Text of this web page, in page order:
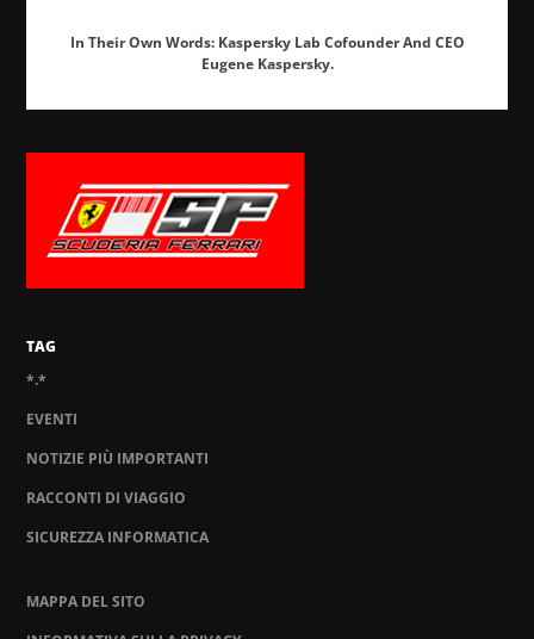
In Their Own Words: Kaspersky Lab Cofounder And CEO
Eugene Kaspersky.
TAG
*.*
EVENTI
NOTIZIE PIÙ IMPORTANTI
RACCONTI DI VIAGGIO
SICUREZZA INFORMATICA
MAPPA DEL SITO